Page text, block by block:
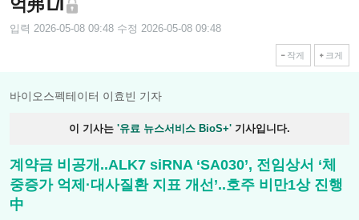
억弗 L/I
입력 2026-05-08 09:48 수정 2026-05-08 09:48
작게 크게
바이오스펙테이터 이효빈 기자
이 기사는 '유료 뉴스서비스 BioS+' 기사입니다.
계약금 비공개..ALK7 siRNA ‘SA030’, 전임상서 ‘체
중증가 억제·대사질환 지표 개선’..호주 비만1상 진행
中